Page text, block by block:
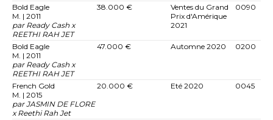
Bold Eagle
M. | 2011
par Ready Cash x
REETHI RAH JET
38.000 €
Ventes du Grand
Prix d'Amérique
2021
0090
Bold Eagle
M. | 2011
par Ready Cash x
REETHI RAH JET
47.000 € Automne 2020 0200
French Gold
M. | 2015
par JASMIN DE FLORE
x Reethi Rah Jet
20.000 € Eté 2020 0045